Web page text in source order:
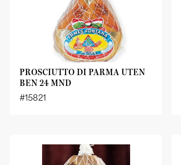
PROSCIUTTO DI PARMA UTEN
BEN 24 MND
#15821